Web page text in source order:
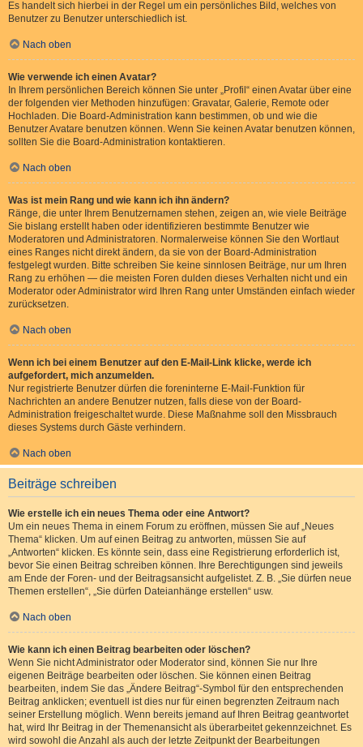
Es handelt sich hierbei in der Regel um ein persönliches Bild, welches von
Benutzer zu Benutzer unterschiedlich ist.
Nach oben
Wie verwende ich einen Avatar?
In Ihrem persönlichen Bereich können Sie unter „Profil“ einen Avatar über eine
der folgenden vier Methoden hinzufügen: Gravatar, Galerie, Remote oder
Hochladen. Die Board-Administration kann bestimmen, ob und wie die
Benutzer Avatare benutzen können. Wenn Sie keinen Avatar benutzen können,
sollten Sie die Board-Administration kontaktieren.
Nach oben
Was ist mein Rang und wie kann ich ihn ändern?
Ränge, die unter Ihrem Benutzernamen stehen, zeigen an, wie viele Beiträge
Sie bislang erstellt haben oder identifizieren bestimmte Benutzer wie
Moderatoren und Administratoren. Normalerweise können Sie den Wortlaut
eines Ranges nicht direkt ändern, da sie von der Board-Administration
festgelegt wurden. Bitte schreiben Sie keine sinnlosen Beiträge, nur um Ihren
Rang zu erhöhen — die meisten Foren dulden dieses Verhalten nicht und ein
Moderator oder Administrator wird Ihren Rang unter Umständen einfach wieder
zurücksetzen.
Nach oben
Wenn ich bei einem Benutzer auf den E-Mail-Link klicke, werde ich
aufgefordert, mich anzumelden.
Nur registrierte Benutzer dürfen die foreninterne E-Mail-Funktion für
Nachrichten an andere Benutzer nutzen, falls diese von der Board-
Administration freigeschaltet wurde. Diese Maßnahme soll den Missbrauch
dieses Systems durch Gäste verhindern.
Nach oben
Beiträge schreiben
Wie erstelle ich ein neues Thema oder eine Antwort?
Um ein neues Thema in einem Forum zu eröffnen, müssen Sie auf „Neues
Thema“ klicken. Um auf einen Beitrag zu antworten, müssen Sie auf
„Antworten“ klicken. Es könnte sein, dass eine Registrierung erforderlich ist,
bevor Sie einen Beitrag schreiben können. Ihre Berechtigungen sind jeweils
am Ende der Foren- und der Beitragsansicht aufgelistet. Z. B. „Sie dürfen neue
Themen erstellen“, „Sie dürfen Dateianhänge erstellen“ usw.
Nach oben
Wie kann ich einen Beitrag bearbeiten oder löschen?
Wenn Sie nicht Administrator oder Moderator sind, können Sie nur Ihre
eigenen Beiträge bearbeiten oder löschen. Sie können einen Beitrag
bearbeiten, indem Sie das „Ändere Beitrag“-Symbol für den entsprechenden
Beitrag anklicken; eventuell ist dies nur für einen begrenzten Zeitraum nach
seiner Erstellung möglich. Wenn bereits jemand auf Ihren Beitrag geantwortet
hat, wird Ihr Beitrag in der Themenansicht als überarbeitet gekennzeichnet. Es
wird sowohl die Anzahl als auch der letzte Zeitpunkt der Bearbeitungen